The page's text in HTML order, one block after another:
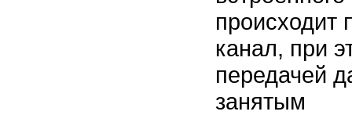
происходит
канал, при
передачей
занятым